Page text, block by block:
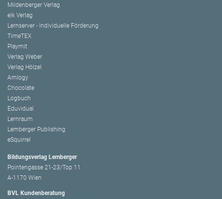
Mildenberger Verlag
elk Verlag
Lernserver - Individuelle Förderung
TimeTEX
Playmit
Verlag Weber
Verlag Hölzel
Amlogy
Chocolate
Logbuch
Eduvidual
Lernraum
Lemberger Publishing
eSquirrel
Bildungsverlag Lemberger
Pointengasse 21-23/Top 11
A-1170 Wien
BVL Kundenberatung